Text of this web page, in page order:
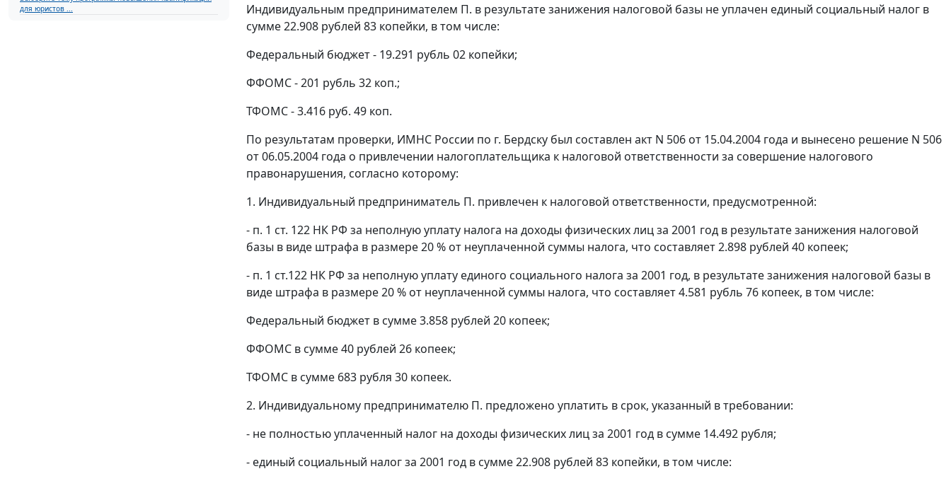
для юристов ...
Индивидуальным предпринимателем П. в результате занижения налоговой базы не уплачен единый социальный налог в
сумме 22.908 рублей 83 копейки, в том числе:
Федеральный бюджет - 19.291 рубль 02 копейки;
ФФОМС - 201 рубль 32 коп.;
ТФОМС - 3.416 руб. 49 коп.
По результатам проверки, ИМНС России по г. Бердску был составлен акт N 506 от 15.04.2004 года и вынесено решение N 506
от 06.05.2004 года о привлечении налогоплательщика к налоговой ответственности за совершение налогового
правонарушения, согласно которому:
1. Индивидуальный предприниматель П. привлечен к налоговой ответственности, предусмотренной:
- п. 1 ст. 122 НК РФ за неполную уплату налога на доходы физических лиц за 2001 год в результате занижения налоговой
базы в виде штрафа в размере 20 % от неуплаченной суммы налога, что составляет 2.898 рублей 40 копеек;
- п. 1 ст.122 НК РФ за неполную уплату единого социального налога за 2001 год, в результате занижения налоговой базы в
виде штрафа в размере 20 % от неуплаченной суммы налога, что составляет 4.581 рубль 76 копеек, в том числе:
Федеральный бюджет в сумме 3.858 рублей 20 копеек;
ФФОМС в сумме 40 рублей 26 копеек;
ТФОМС в сумме 683 рубля 30 копеек.
2. Индивидуальному предпринимателю П. предложено уплатить в срок, указанный в требовании:
- не полностью уплаченный налог на доходы физических лиц за 2001 год в сумме 14.492 рубля;
- единый социальный налог за 2001 год в сумме 22.908 рублей 83 копейки, в том числе: